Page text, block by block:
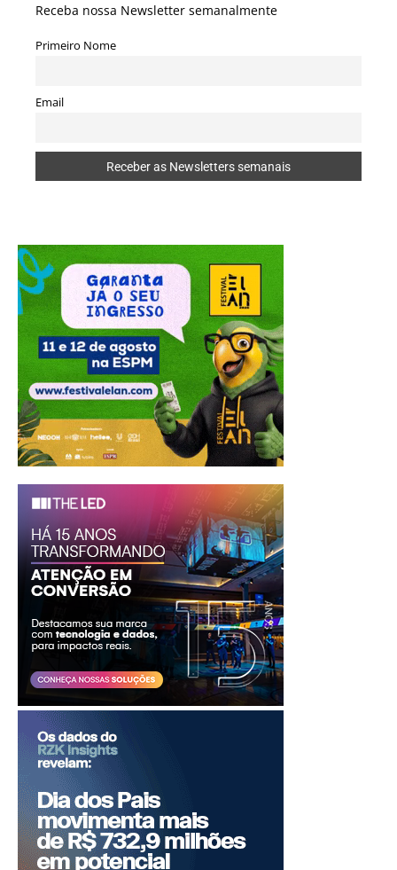
Receba nossa Newsletter semanalmente
Primeiro Nome
Email